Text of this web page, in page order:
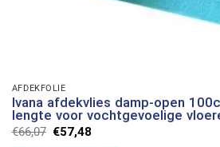
AFDEKFOLIE
Ivana afdekvlies damp-open
lengte voor vochtgevoelige
€66,07 Oorspronkelijke
€57,48Huidige